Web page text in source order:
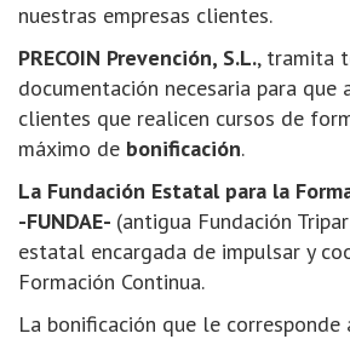
nuestras empresas clientes.
PRECOIN Prevención, S.L., tramita
documentación necesaria para que
clientes que realicen cursos de
máximo de bonificación.
La Fundación Estatal para la
-FUNDAE- (antigua Fundación
estatal encargada de impulsar y
Formación Continua.
La bonificación que le corresponde